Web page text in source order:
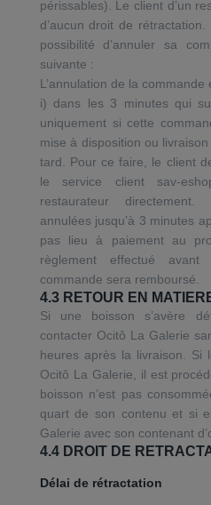
périssables). Le client d’un
d’aucun droit de
possibilité d’annuler sa
suivante :
L’annulation de la
i) dans les 3 minutes qui
uniquement si cette
mise à disposition ou
tard. Pour ce faire, le client
le service client sav-
restaurateur
annulées jusqu’à 3 minutes
pas lieu à paiement au
règlement effectué
commande sera remboursé.
4.3 RETOUR EN
Si une boisson s’avère
contacter Ocitô La Galerie
heures après la livraison. Si
Ocitô La Galerie, il est
boisson n’est pas
quart de son contenu et si
Galerie avec son contenant
4.4 DROIT DE
Délai de rétractation